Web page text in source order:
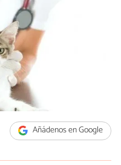
Añádenos en Google